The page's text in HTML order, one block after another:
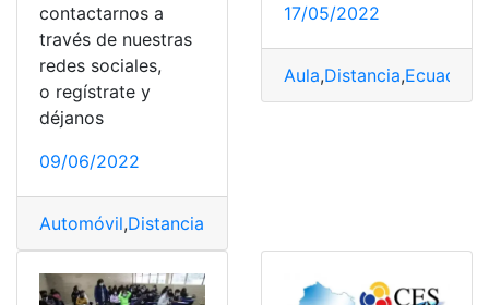
contactarnos a
través de nuestras
redes sociales,
o regístrate y
déjanos
09/06/2022
Automóvil,Distancia
17/05/2022
Aula,Distancia,Ecuador